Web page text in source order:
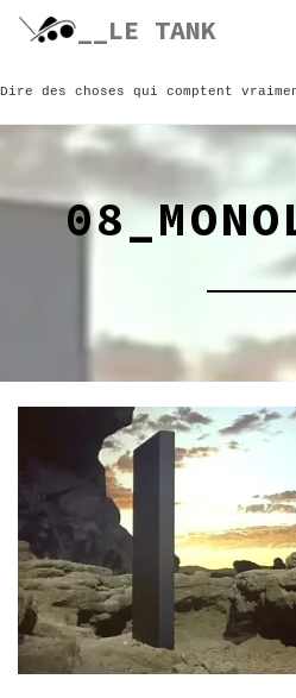
Skip
__LE TANK
Dire des choses qui comptent